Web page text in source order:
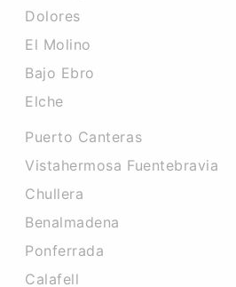
Dolores
El Molino
Bajo Ebro
Elche
Puerto Canteras
Vistahermosa Fuentebravia
Chullera
Benalmadena
Ponferrada
Calafell